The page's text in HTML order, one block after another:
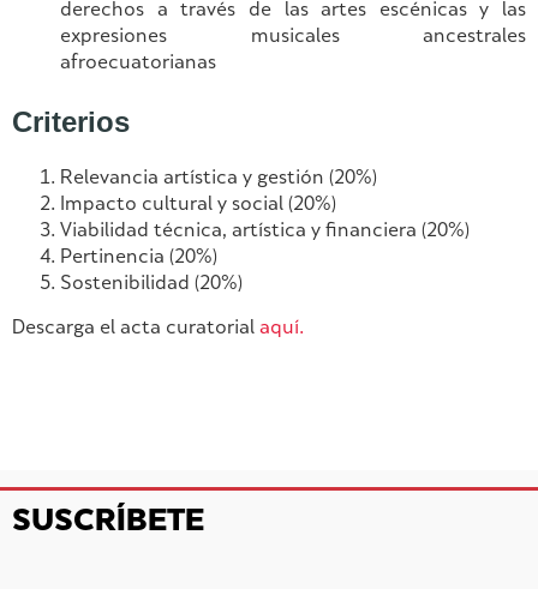
derechos a través de las artes escénicas y las
expresiones musicales ancestrales
afroecuatorianas
Criterios
Relevancia artística y gestión (20%)
Impacto cultural y social (20%)
Viabilidad técnica, artística y financiera (20%)
Pertinencia (20%)
Sostenibilidad (20%)
Descarga el acta curatorial aquí.
SUSCRÍBETE